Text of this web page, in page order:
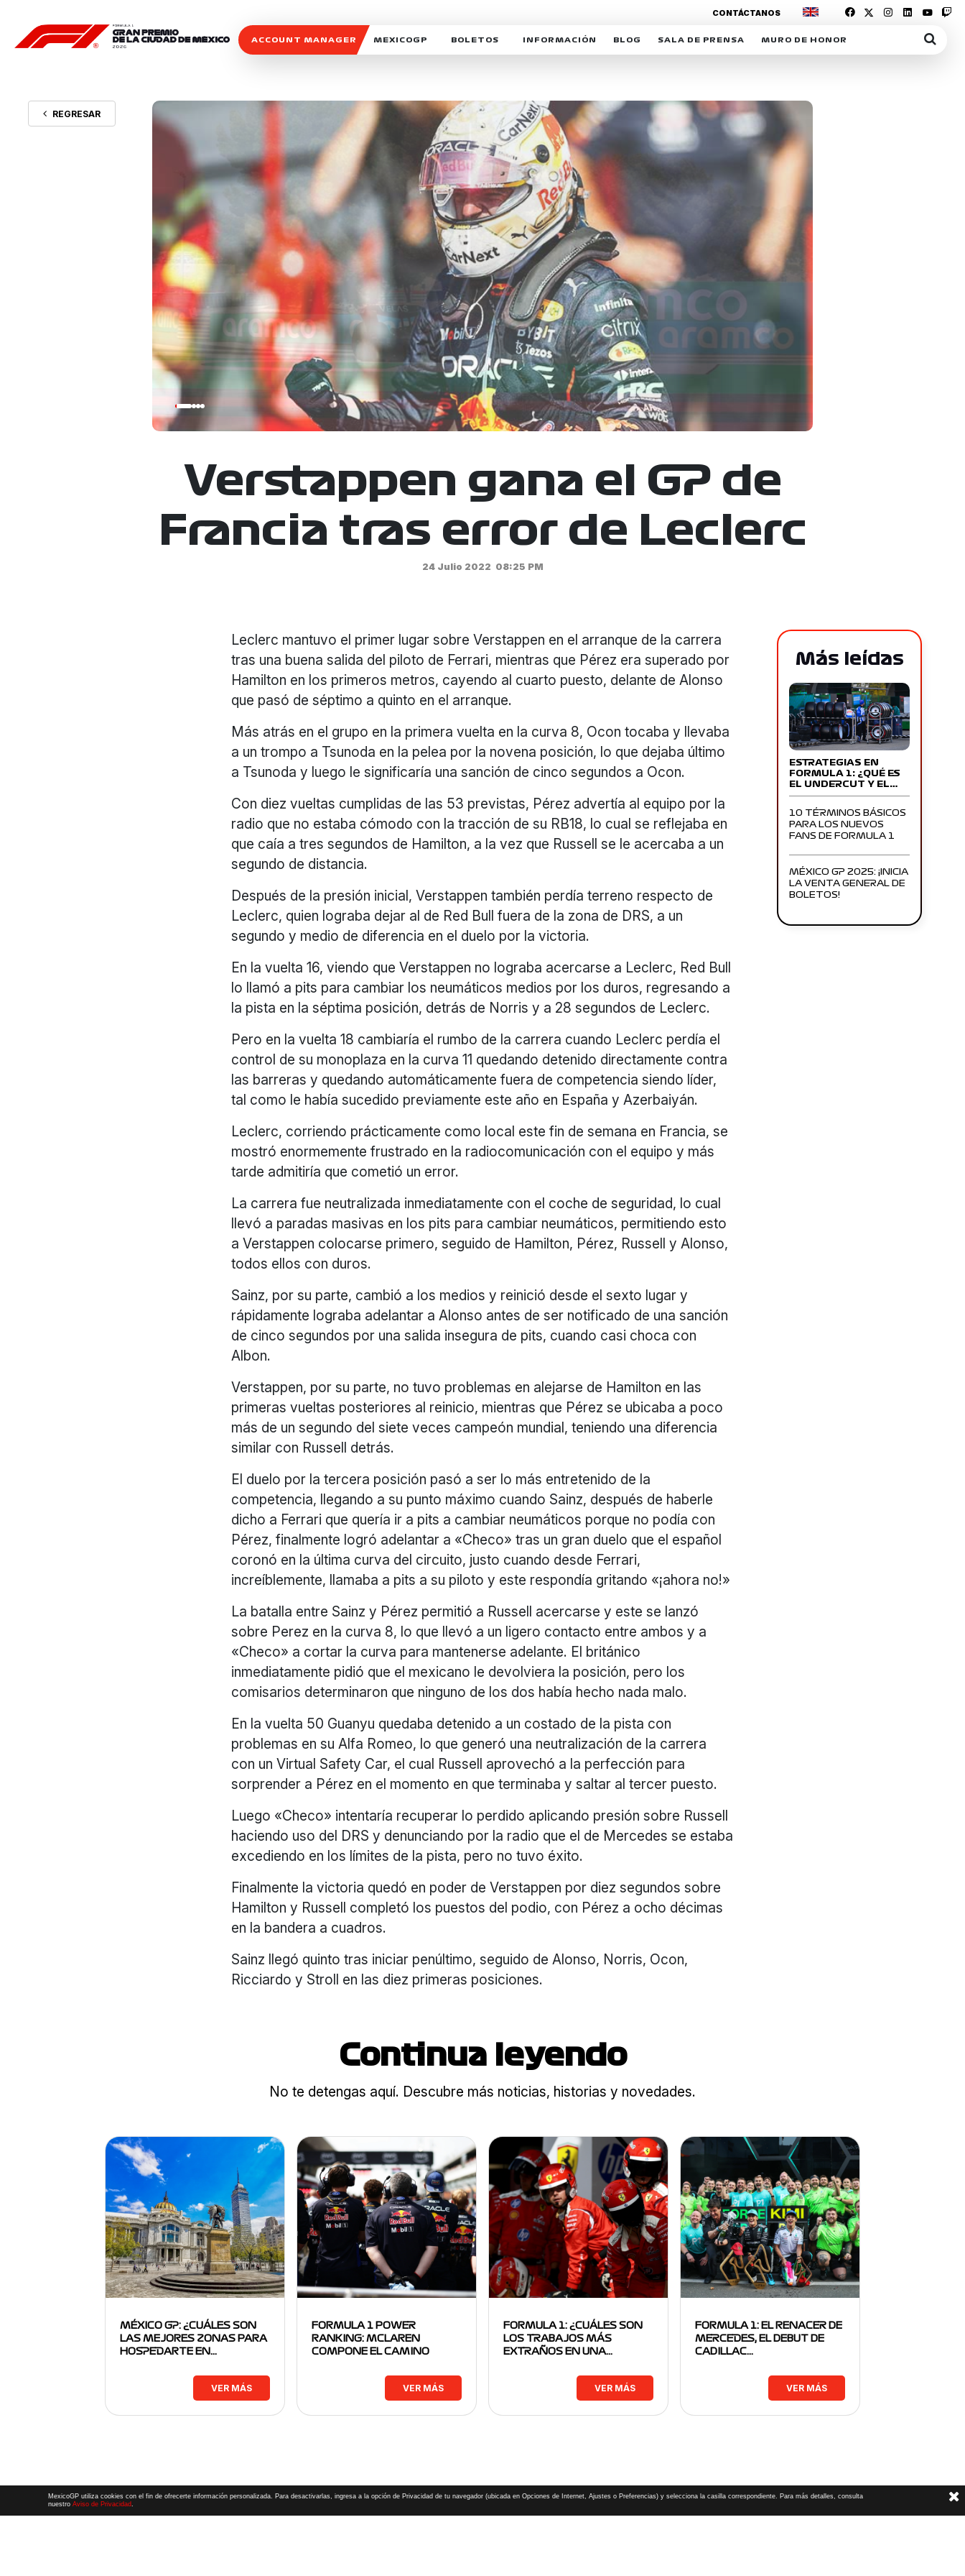
ACCOUNT MANAGER MEXICOGP
SOSTENIBILIDAD
CELEBRA CON NOSOTROS
BOLETOS INFORMACIÓN
DERECHO DE PRIMERA OPCIÓN
REFORESTEMOS JUNTOS
MOTORSPORT ACADEMY
VOLUNTARIOS
EXPOSICIÓN FOTOGRÁFICA
CAMPEONATO
PATROCINADORES
LEGALES TICKETMASTER
BLOG
MEXICOGP
INTERACTIVOS
SALA DE PRENSA
ACREDITACIONES
MURO DE HONOR
CONTÁCTANOS
REGRESAR
Verstappen gana el GP de
Francia tras error de Leclerc
24 Julio 2022 08:25 PM
Leclerc mantuvo el primer lugar sobre Verstappen en el arranque de la carrera
tras una buena salida del piloto de Ferrari, mientras que Pérez era superado por
Hamilton en los primeros metros, cayendo al cuarto puesto, delante de Alonso
que pasó de séptimo a quinto en el arranque.
Más atrás en el grupo en la primera vuelta en la curva 8, Ocon tocaba y llevaba
a un trompo a Tsunoda en la pelea por la novena posición, lo que dejaba último
a Tsunoda y luego le significaría una sanción de cinco segundos a Ocon.
Con diez vueltas cumplidas de las 53 previstas, Pérez advertía al equipo por la
radio que no estaba cómodo con la tracción de su RB18, lo cual se reflejaba en
que caía a tres segundos de Hamilton, a la vez que Russell se le acercaba a un
segundo de distancia.
Después de la presión inicial, Verstappen también perdía terreno respecto de
Leclerc, quien lograba dejar al de Red Bull fuera de la zona de DRS, a un
segundo y medio de diferencia en el duelo por la victoria.
En la vuelta 16, viendo que Verstappen no lograba acercarse a Leclerc, Red Bull
lo llamó a pits para cambiar los neumáticos medios por los duros, regresando a
la pista en la séptima posición, detrás de Norris y a 28 segundos de Leclerc.
Pero en la vuelta 18 cambiaría el rumbo de la carrera cuando Leclerc perdía el
control de su monoplaza en la curva 11 quedando detenido directamente contra
las barreras y quedando automáticamente fuera de competencia siendo líder,
tal como le había sucedido previamente este año en España y Azerbaiyán.
Leclerc, corriendo prácticamente como local este fin de semana en Francia, se
mostró enormemente frustrado en la radiocomunicación con el equipo y más
tarde admitiría que cometió un error.
La carrera fue neutralizada inmediatamente con el coche de seguridad, lo cual
llevó a paradas masivas en los pits para cambiar neumáticos, permitiendo esto
a Verstappen colocarse primero, seguido de Hamilton, Pérez, Russell y Alonso,
todos ellos con duros.
Sainz, por su parte, cambió a los medios y reinició desde el sexto lugar y
rápidamente lograba adelantar a Alonso antes de ser notificado de una sanción
de cinco segundos por una salida insegura de pits, cuando casi choca con
Albon.
Verstappen, por su parte, no tuvo problemas en alejarse de Hamilton en las
primeras vueltas posteriores al reinicio, mientras que Pérez se ubicaba a poco
más de un segundo del siete veces campeón mundial, teniendo una diferencia
similar con Russell detrás.
El duelo por la tercera posición pasó a ser lo más entretenido de la
competencia, llegando a su punto máximo cuando Sainz, después de haberle
dicho a Ferrari que quería ir a pits a cambiar neumáticos porque no podía con
Pérez, finalmente logró adelantar a «Checo» tras un gran duelo que el español
coronó en la última curva del circuito, justo cuando desde Ferrari,
increíblemente, llamaba a pits a su piloto y este respondía gritando «¡ahora no!»
La batalla entre Sainz y Pérez permitió a Russell acercarse y este se lanzó
sobre Perez en la curva 8, lo que llevó a un ligero contacto entre ambos y a
«Checo» a cortar la curva para mantenerse adelante. El británico
inmediatamente pidió que el mexicano le devolviera la posición, pero los
comisarios determinaron que ninguno de los dos había hecho nada malo.
En la vuelta 50 Guanyu quedaba detenido a un costado de la pista con
problemas en su Alfa Romeo, lo que generó una neutralización de la carrera
con un Virtual Safety Car, el cual Russell aprovechó a la perfección para
sorprender a Pérez en el momento en que terminaba y saltar al tercer puesto.
Luego «Checo» intentaría recuperar lo perdido aplicando presión sobre Russell
haciendo uso del DRS y denunciando por la radio que el de Mercedes se estaba
excediendo en los límites de la pista, pero no tuvo éxito.
Finalmente la victoria quedó en poder de Verstappen por diez segundos sobre
Hamilton y Russell completó los puestos del podio, con Pérez a ocho décimas
en la bandera a cuadros.
Sainz llegó quinto tras iniciar penúltimo, seguido de Alonso, Norris, Ocon,
Ricciardo y Stroll en las diez primeras posiciones.
Más leídas
ESTRATEGIAS EN
FORMULA 1: ¿QUÉ ES
EL UNDERCUT Y EL…
10 TÉRMINOS BÁSICOS
PARA LOS NUEVOS
FANS DE FORMULA 1
MÉXICO GP 2025: ¡INICIA
LA VENTA GENERAL DE
BOLETOS!
Continua leyendo
No te detengas aquí. Descubre más noticias, historias y novedades.
MÉXICO GP: ¿CUÁLES SON
LAS MEJORES ZONAS PARA
HOSPEDARTE EN…
VER MÁS
FORMULA 1 POWER
RANKING: MCLAREN
COMPONE EL CAMINO
VER MÁS
FORMULA 1: ¿CUÁLES SON
LOS TRABAJOS MÁS
EXTRAÑOS EN UNA…
VER MÁS
FORMULA 1: EL RENACER DE
MERCEDES, EL DEBUT DE
CADILLAC…
VER MÁS
MexicoGP utiliza cookies con el fin de ofrecerte información personalizada. Para desactivarlas, ingresa a la opción de Privacidad de tu navegador (ubicada en Opciones de Internet, Ajustes o Preferencias) y selecciona la casilla correspondiente. Para más detalles, consulta
nuestroAviso de Privacidad.